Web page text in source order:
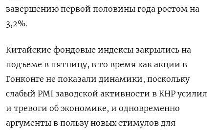
завершению первой половины года ростом на
3,2%.
Китайские фондовые индексы закрылись на
подъеме в пятницу, в то время как акции в
Гонконге не показали динамики, поскольку
слабый PMI заводской активности в КНР усилил
и тревоги об экономике, и одновременно
аргументы в пользу новых стимулов для